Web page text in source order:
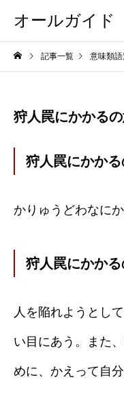
オールガイド
記事一覧 意味類語
狩人罠にかかる
狩人罠にかか
かりゅうどわなに
狩人罠にかか
人を陥れようとし
い目にあう。また
めに、かえって自